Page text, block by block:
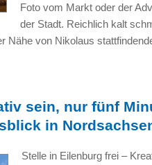
Foto vom Markt oder der
der Stadt. Reichlich kalt
Nähe von Nikolaus
sein, nur fünf
in
Stelle in Eilenburg frei –